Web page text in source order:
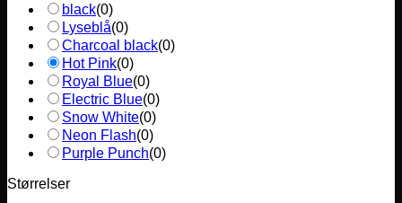
black(0)
Lyseblå(0)
Charcoal black(0)
Hot Pink(0)
Royal Blue(0)
Electric Blue(0)
Snow White(0)
Neon Flash(0)
Purple Punch(0)
Størrelser